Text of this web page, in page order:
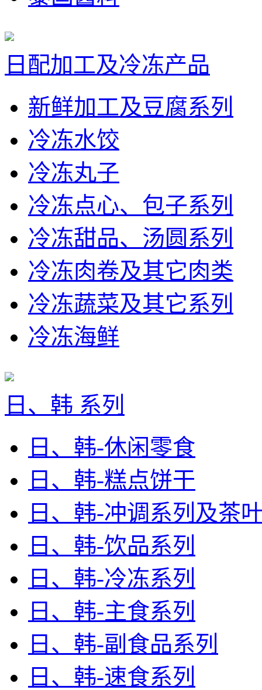
日配加工及冷冻产品
新鲜加工及豆腐系列
冷冻水饺
冷冻丸子
冷冻点心、包子系列
冷冻甜品、汤圆系列
冷冻肉卷及其它肉类
冷冻蔬菜及其它系列
冷冻海鲜
日、韩 系列
日、韩-休闲零食
日、韩-糕点饼干
日、韩-冲调系列及茶
日、韩-饮品系列
日、韩-冷冻系列
日、韩-主食系列
日、韩-副食品系列
日、韩-速食系列